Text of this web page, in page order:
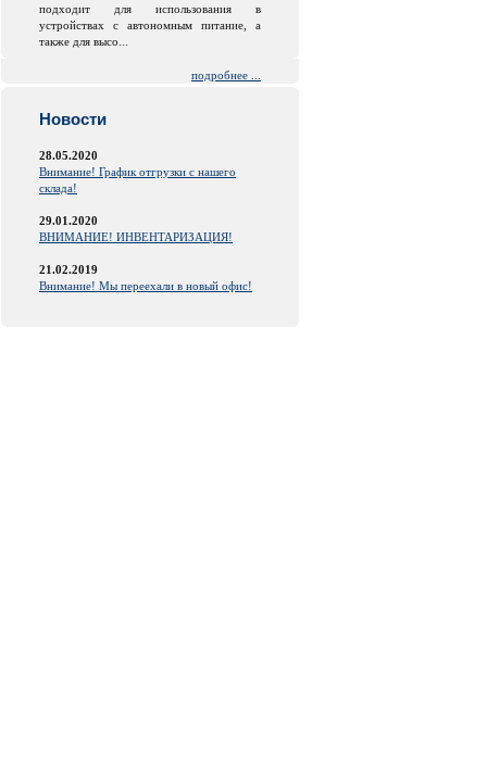
подходит для использования в
устройствах с автономным питание, а
также для высо...
подробнее ...
Новости
28.05.2020
Внимание! График отгрузки с нашего
склада!
29.01.2020
ВНИМАНИЕ! ИНВЕНТАРИЗАЦИЯ!
21.02.2019
Внимание! Мы переехали в новый офис!